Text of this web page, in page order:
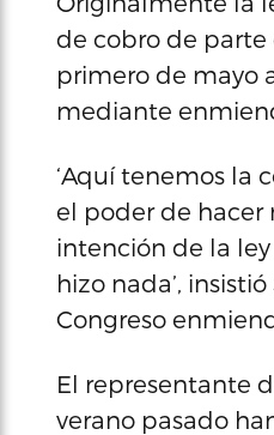
de cobro de parte
primero de mayo
mediante
‘Aquí tenemos la
el poder de hacer
intención de la ley
hizo nada’,
Congreso
El representante
verano pasado